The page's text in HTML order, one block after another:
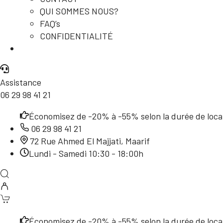
QUI SOMMES NOUS?
FAQ’s
CONFIDENTIALITÉ
Assistance
06 29 98 41 21
Économisez de -20% à -55% selon la durée de
06 29 98 41 21
72 Rue Ahmed El Majjati, Maarif
Lundi - Samedi 10:30 - 18:00h